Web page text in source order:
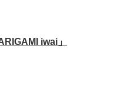
iwai」